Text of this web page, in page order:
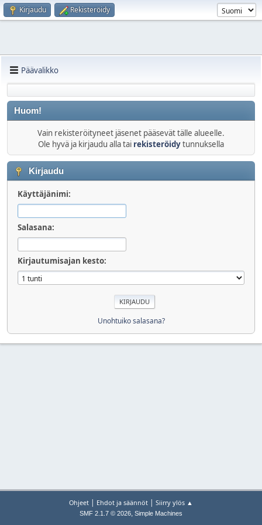
Kirjaudu Rekisteröidy
Päävalikko
Huom!
Vain rekisteröityneet jäsenet pääsevät tälle alueelle.
Ole hyvä ja kirjaudu alla tai rekisteröidytunnuksella
Kirjaudu
Käyttäjänimi:
Salasana:
Kirjautumisajan kesto:
Unohtuiko salasana?
Ohjeet | Ehdot ja säännöt | Siirry ylös ▲
SMF 2.1.7 © 2026, Simple Machines